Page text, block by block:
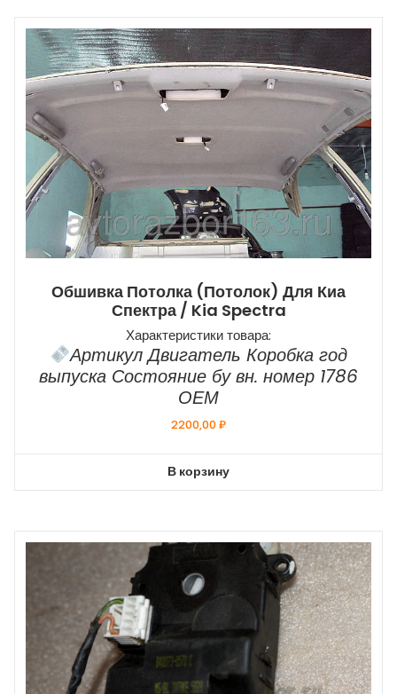
Обшивка Потолка (потолок) Для Киа
Спектра / Kia Spectra
Характеристики товара:
Артикул Двигатель Коробка год
выпуска Состояние бу вн. номер 1786
ОЕМ
2200,00₽
В корзину